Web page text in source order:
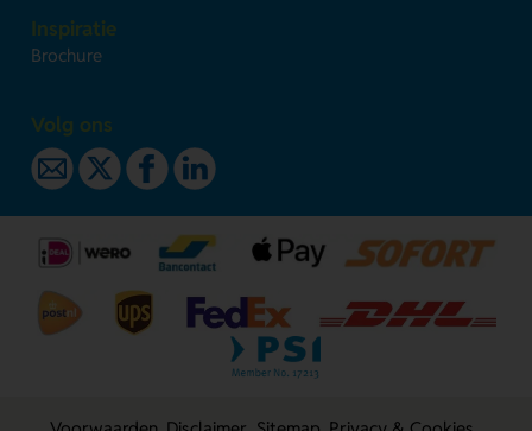
Inspiratie
Brochure
Volg ons